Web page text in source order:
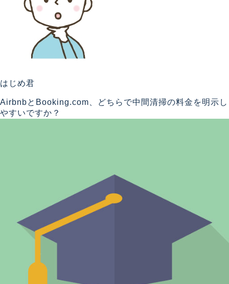
はじめ君
AirbnbとBooking.com、どちらで中間清掃の料金を明示し
やすいですか？